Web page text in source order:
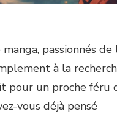
passionnés de
à la
pour un proche féru
vous déjà pensé